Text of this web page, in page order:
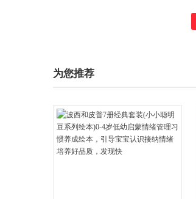
为您推荐